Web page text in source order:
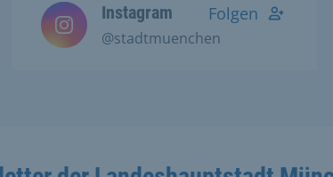
Instagram
@stadtmuenchen
Folgen